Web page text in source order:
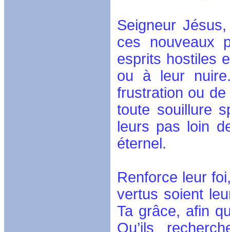
Seigneur
ces nouveaux
esprits hostiles
ou à leur
frustration ou
toute souillure
leurs pas loin
éternel.
Renforce leur
vertus soient
Ta grâce, afin
Qu’ils